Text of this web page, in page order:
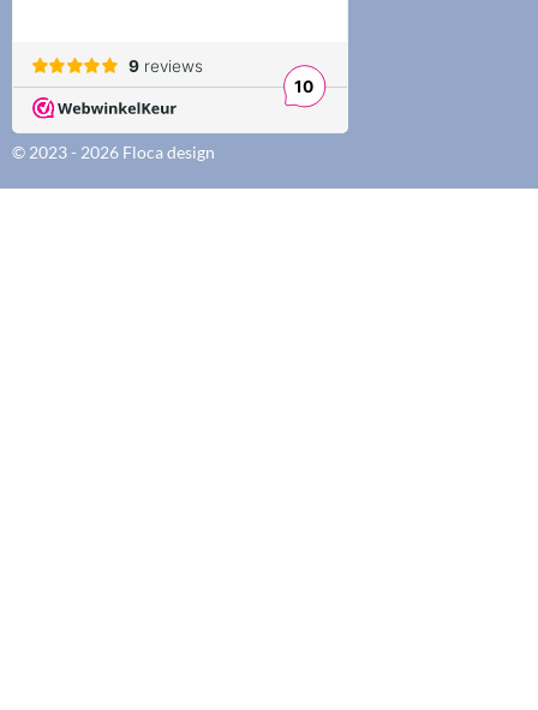
© 2023 - 2026 Floca design